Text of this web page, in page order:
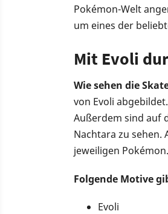
Pokémon-Welt
um eines der
Mit Evoli
Wie sehen die
von Evoli
Außerdem sind auf
Nachtara zu sehen.
jeweiligen Pokémon.
Folgende Motive
Evoli